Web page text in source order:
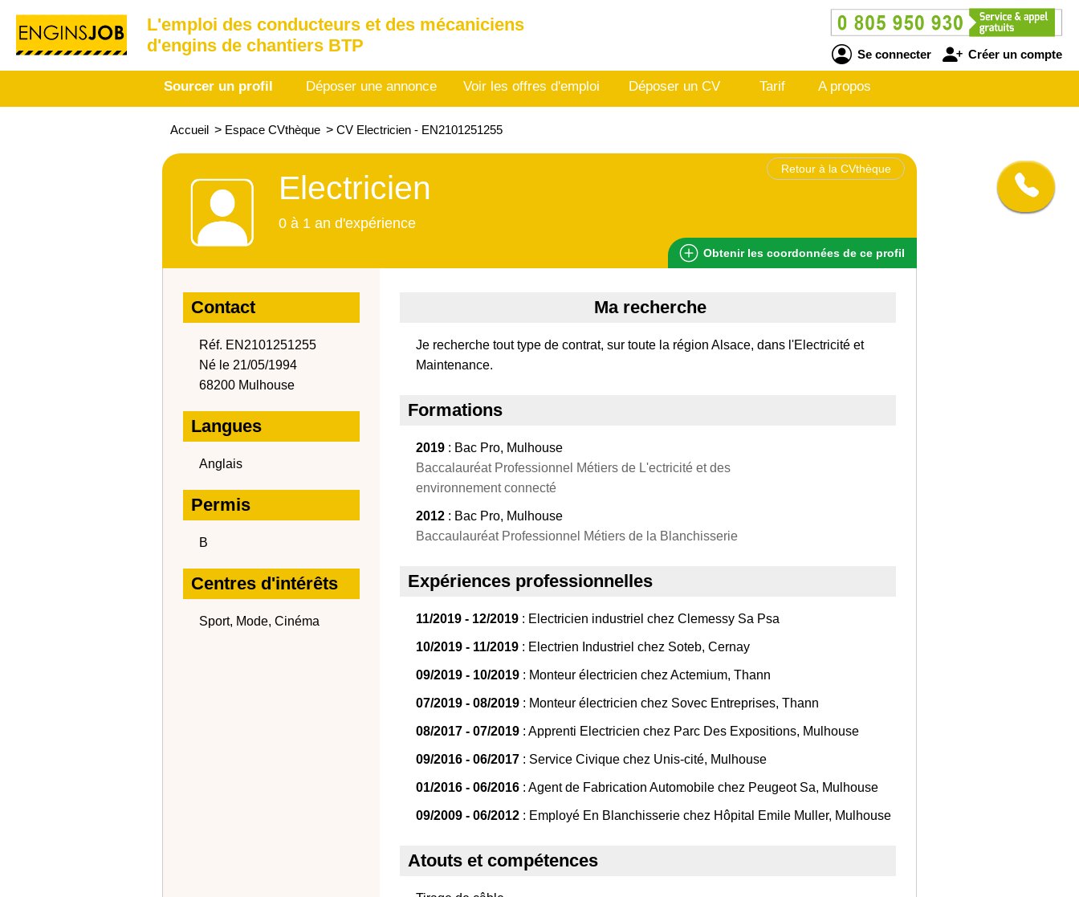
L'emploi des conducteurs et des mécaniciens
d'engins de chantiers BTP
Se connecter Créer un compte
Sourcer un profil Déposer une annonce Voir les offres d'emploi Déposer un CV Tarif A propos
Accueil > Espace CVthèque > CV Electricien - EN2101251255
Retour à la CVthèque
Electricien
0 à 1 an d'expérience
Obtenir les coordonnées de ce profil
Contact
Réf. EN2101251255
Né le 21/05/1994
68200 Mulhouse
Langues
Anglais
Permis
B
Centres d'intérêts
Sport, Mode, Cinéma
Ma recherche
Je recherche tout type de contrat, sur toute la région Alsace, dans l'Electricité et
Maintenance.
Formations
2019 : Bac Pro, Mulhouse
Baccalauréat Professionnel Métiers de L'ectricité et des
environnement connecté
2012 : Bac Pro, Mulhouse
Baccaulauréat Professionnel Métiers de la Blanchisserie
Expériences professionnelles
11/2019 - 12/2019 : Electricien industriel chez Clemessy Sa Psa
10/2019 - 11/2019 : Electrien Industriel chez Soteb, Cernay
09/2019 - 10/2019 : Monteur électricien chez Actemium, Thann
07/2019 - 08/2019 : Monteur électricien chez Sovec Entreprises, Thann
08/2017 - 07/2019 : Apprenti Electricien chez Parc Des Expositions, Mulhouse
09/2016 - 06/2017 : Service Civique chez Unis-cité, Mulhouse
01/2016 - 06/2016 : Agent de Fabrication Automobile chez Peugeot Sa, Mulhouse
09/2009 - 06/2012 : Employé En Blanchisserie chez Hôpital Emile Muller, Mulhouse
Atouts et compétences